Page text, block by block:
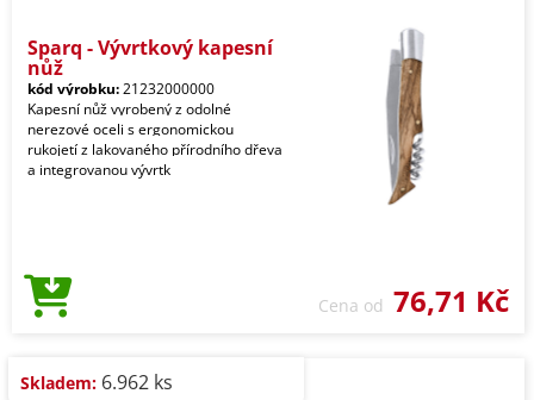
Sparq - Vývrtkový kapesní
nůž
kód výrobku:21232000000
Kapesní nůž vyrobený z odolné
nerezové oceli s ergonomickou
rukojetí z lakovaného přírodního dřeva
a integrovanou vývrtk
Cena od 76,71 Kč
Skladem: 6.962 ks